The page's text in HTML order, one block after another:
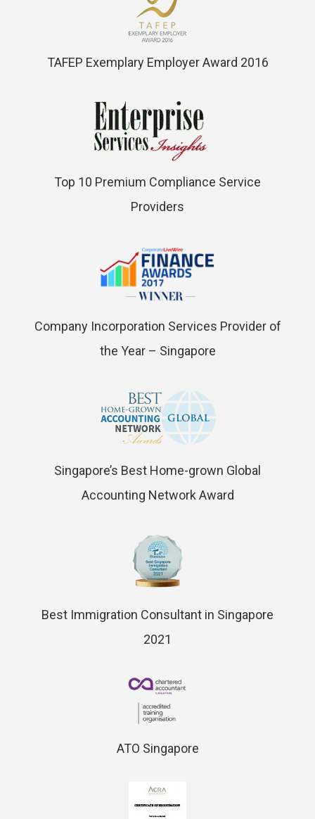
TAFEP Exemplary Employer Award 2016
Top 10 Premium Compliance Service
Providers
Company Incorporation Services Provider of
the Year – Singapore
Singapore’s Best Home-grown Global
Accounting Network Award
Best Immigration Consultant in Singapore
2021
ATO Singapore